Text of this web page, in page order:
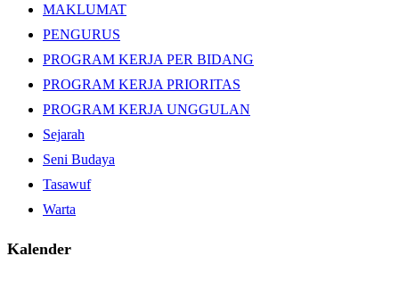
MAKLUMAT
PENGURUS
PROGRAM KERJA PER BIDANG
PROGRAM KERJA PRIORITAS
PROGRAM KERJA UNGGULAN
Sejarah
Seni Budaya
Tasawuf
Warta
Kalender